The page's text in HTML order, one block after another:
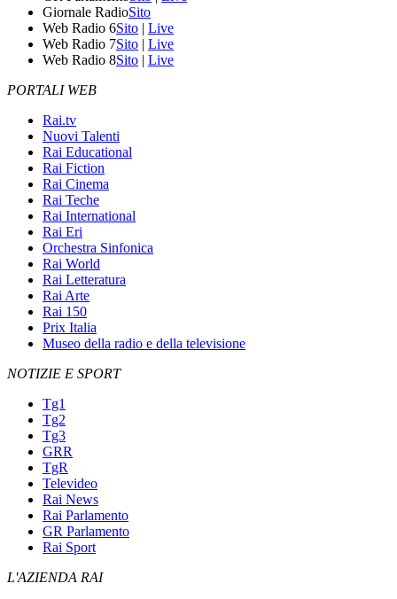
Giornale RadioSito
Web Radio 6Sito | Live
Web Radio 7Sito | Live
Web Radio 8Sito | Live
PORTALI WEB
Rai.tv
Nuovi Talenti
Rai Educational
Rai Fiction
Rai Cinema
Rai Teche
Rai International
Rai Eri
Orchestra Sinfonica
Rai World
Rai Letteratura
Rai Arte
Rai 150
Prix Italia
Museo della radio e della televisione
NOTIZIE E SPORT
Tg1
Tg2
Tg3
GRR
TgR
Televideo
Rai News
Rai Parlamento
GR Parlamento
Rai Sport
L'AZIENDA RAI